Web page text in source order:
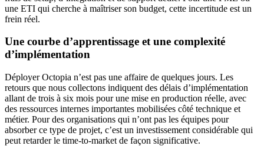
une ETI qui cherche à maîtriser son budget, cette incertitude est un
frein réel.
Une courbe d’apprentissage et une complexité
d’implémentation
Déployer Octopia n’est pas une affaire de quelques jours. Les
retours que nous collectons indiquent des délais d’implémentation
allant de trois à six mois pour une mise en production réelle, avec
des ressources internes importantes mobilisées côté technique et
métier. Pour des organisations qui n’ont pas les équipes pour
absorber ce type de projet, c’est un investissement considérable qui
peut retarder le time-to-market de façon significative.